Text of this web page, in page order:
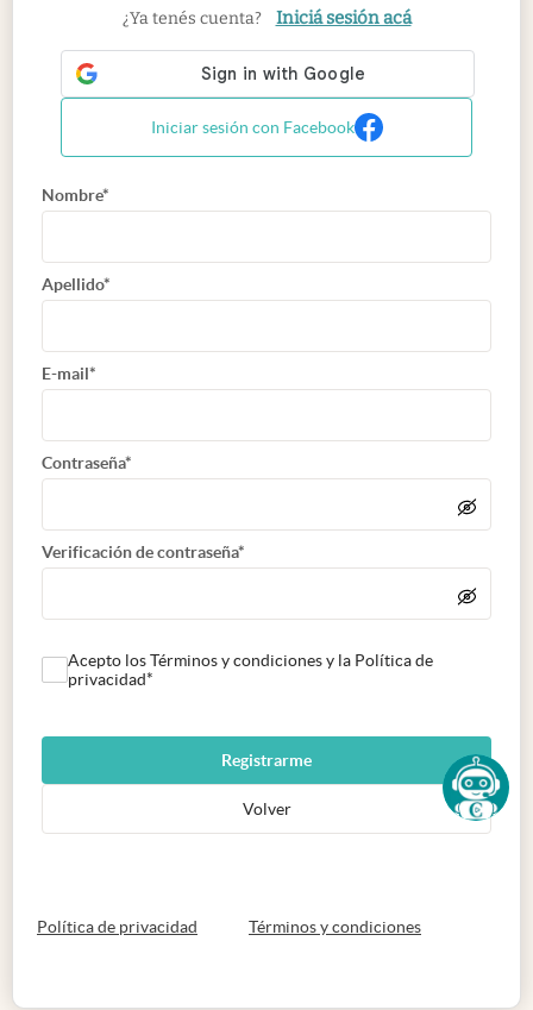
¿Ya tenés cuenta? Iniciá sesión acá
Iniciar sesión con Facebook
Nombre*
Apellido*
E-mail*
Contraseña*
Verificación de contraseña*
Acepto los Términos y condiciones y la Política de
privacidad*
Registrarme
Volver
Política de privacidad abre en nueva pestaña
Términos y condicionesabre en nueva